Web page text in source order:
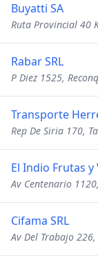
Buyatti SA
Ruta Provincial 40
Rabar SRL
P Diez 1525,
Transporte
Rep De Siria 170,
El Indio Frutas
Av Centenario
Cifama SRL
Av Del Trabajo